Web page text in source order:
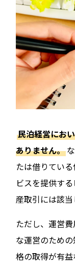
民泊経営にお
ありません。
たは借りてい
ビスを提供す
産取引には該当
ただし、運営
な運営のため
格の取得が有益